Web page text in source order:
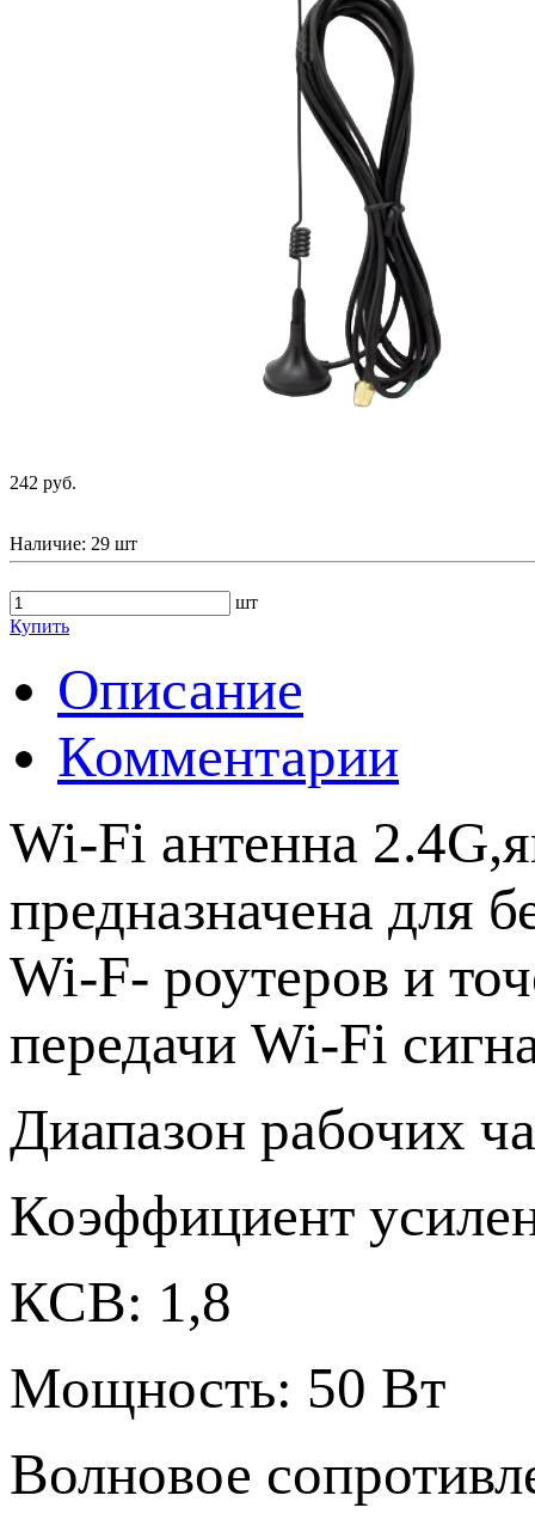
242 руб.
Наличие: 29 шт
шт
Купить
Описание
Комментарии
Wi-Fi антенна
предназначена для
Wi-F- роутеров и
передачи Wi-Fi
Диапазон рабочих
Коэффициент
КСВ: 1,8
Мощность: 50 Вт
Волновое